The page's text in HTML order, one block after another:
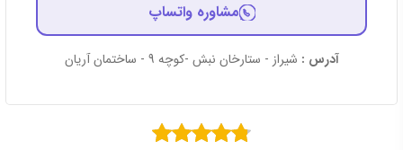
مشاوره واتساپ
آدرس : شیراز - ستارخان نبش -کوچه 9 - ساختمان آریان